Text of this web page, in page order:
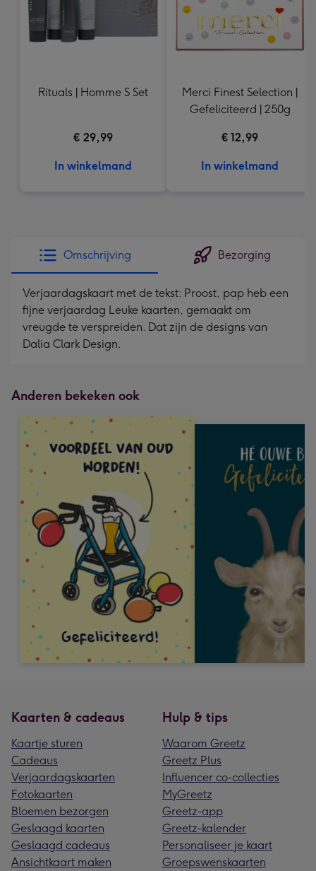
Rituals | Homme S Set
€ 29,99
In winkelmand
Merci Finest Selection |
Gefeliciteerd | 250g
€ 12,99
In winkelmand
Omschrijving Bezorging
Verjaardagskaart met de tekst: Proost, pap heb een
fijne verjaardag Leuke kaarten, gemaakt om
vreugde te verspreiden. Dat zijn de designs van
Dalia Clark Design.
Anderen bekeken ook
Kaarten & cadeaus
Kaartje sturen
Cadeaus
Verjaardagskaarten
Fotokaarten
Bloemen bezorgen
Geslaagd kaarten
Geslaagd cadeaus
Ansichtkaart maken
Hulp & tips
Waarom Greetz
Greetz Plus
Influencer co-collecties
MyGreetz
Greetz-app
Greetz-kalender
Personaliseer je kaart
Groepswenskaarten